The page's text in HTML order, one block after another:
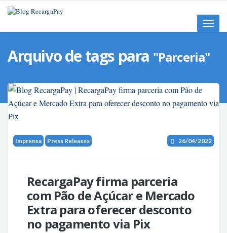
Toggle
Arquivo de tags para "Parceria"
Imprensa Press Releases 26/04/2022
RecargaPay firma parceria
com Pão de Açúcar e Mercado
Extra para oferecer desconto
no pagamento via Pix